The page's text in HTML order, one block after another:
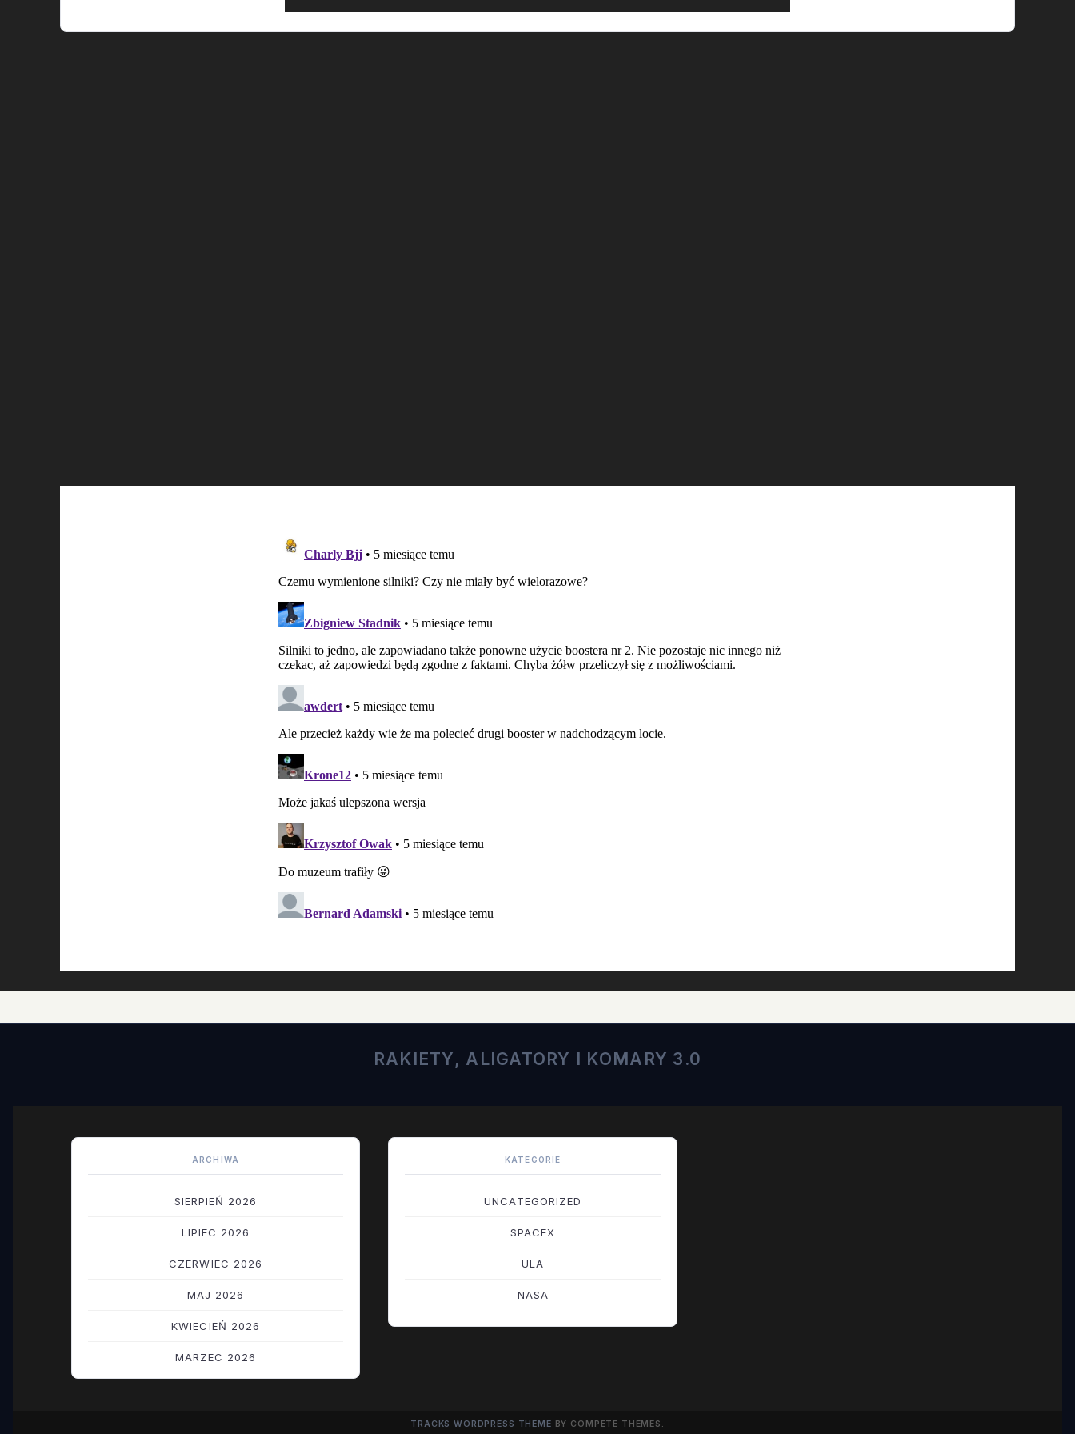
RAKIETY, ALIGATORY I KOMARY 3.0
ARCHIWA
SIERPIEŃ 2026
LIPIEC 2026
CZERWIEC 2026
MAJ 2026
KWIECIEŃ 2026
MARZEC 2026
KATEGORIE
UNCATEGORIZED
SPACEX
ULA
NASA
TRACKS WORDPRESS THEME BY COMPETE THEMES.